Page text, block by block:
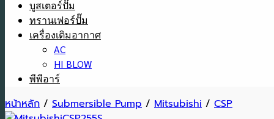
บูสเตอร์ปั๊ม
ทรานเฟอร์ปั๊ม
เครื่องเติมอากาศ
AC
HI BLOW
พีพีอาร์
หน้าหลัก / Submersible Pump / Mitsubishi / CSP